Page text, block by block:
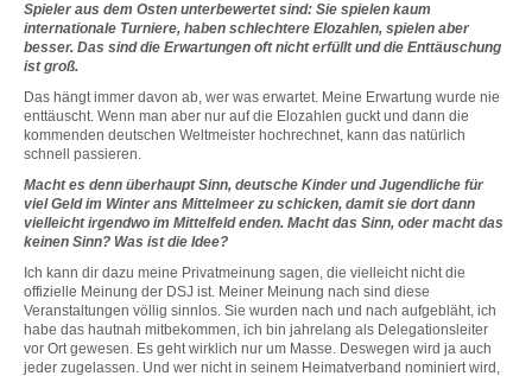
Spieler aus dem Osten unterbewertet sind: Sie spielen kaum
internationale Turniere, haben schlechtere Elozahlen, spielen aber
besser. Das sind die Erwartungen oft nicht erfüllt und die Enttäuschung
ist groß.
Das hängt immer davon ab, wer was erwartet. Meine Erwartung wurde nie
enttäuscht. Wenn man aber nur auf die Elozahlen guckt und dann die
kommenden deutschen Weltmeister hochrechnet, kann das natürlich
schnell passieren.
Macht es denn überhaupt Sinn, deutsche Kinder und Jugendliche für
viel Geld im Winter ans Mittelmeer zu schicken, damit sie dort dann
vielleicht irgendwo im Mittelfeld enden. Macht das Sinn, oder macht das
keinen Sinn? Was ist die Idee?
Ich kann dir dazu meine Privatmeinung sagen, die vielleicht nicht die
offizielle Meinung der DSJ ist. Meiner Meinung nach sind diese
Veranstaltungen völlig sinnlos. Sie wurden nach und nach aufgebläht, ich
habe das hautnah mitbekommen, ich bin jahrelang als Delegationsleiter
vor Ort gewesen. Es geht wirklich nur um Masse. Deswegen wird ja auch
jeder zugelassen. Und wer nicht in seinem Heimatverband nominiert wird,